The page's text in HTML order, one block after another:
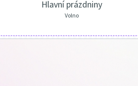
Hlavní prázdniny
Volno